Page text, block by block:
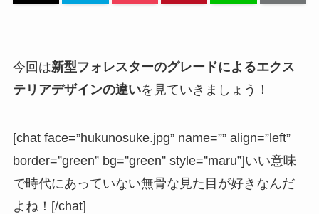
今回は新型フォレスターのグレードによるエクス
テリアデザインの違いを見ていきましょう！
[chat face=”hukunosuke.jpg” name=”” align=”left”
border=”green” bg=”green” style=”maru”]いい意味
で時代にあっていない無骨な見た目が好きなんだ
よね！[/chat]